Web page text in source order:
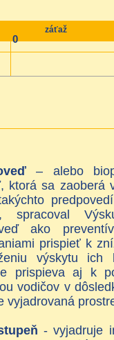
0
záťaž
– alebo
ktorá sa zaoberá
spracoval
ako
prispieť k
výskytu ich
prispieva aj k
vodičov v
vyjadrovaná
- vyjadruje